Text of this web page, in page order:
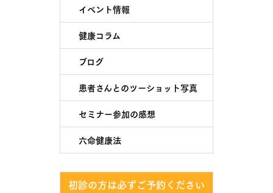
イベント情報
健康コラム
ブログ
患者さんとのツーショット写真
セミナー参加の感想
六命健康法
初診の方は必ずご予約ください